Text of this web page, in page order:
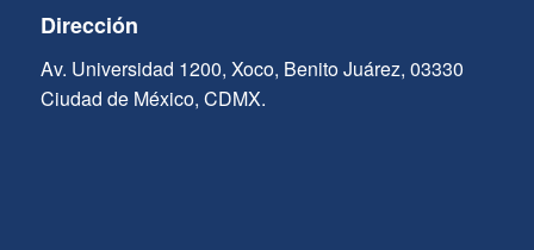
Dirección
Av. Universidad 1200, Xoco, Benito Juárez, 03330
Ciudad de México, CDMX.